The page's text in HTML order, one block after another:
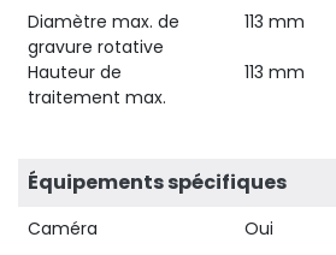
Diamètre max. de
gravure rotative
113 mm
Hauteur de
traitement max.
113 mm
Équipements spécifiques
Caméra Oui